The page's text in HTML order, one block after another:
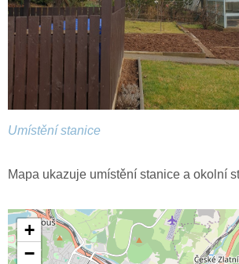
Umístění stanice
Mapa ukazuje umístění stanice a okolní
+
−